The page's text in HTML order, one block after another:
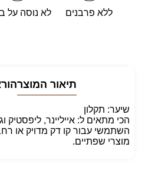
לא נוסה על ללא פרבנים
תיאור המוצר
שיער: תקלון
הכי מתאים ל: אייליינר, ליפסטיק
השתמשי עבור קו דק מדויק או
מוצרי שפתיים.